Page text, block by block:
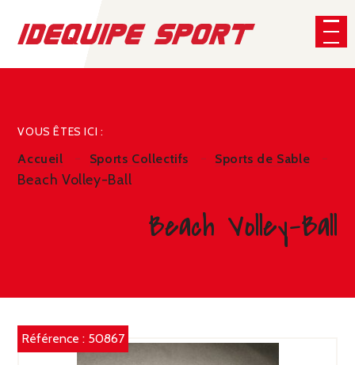
VOUS ÊTES ICI :
Accueil Sports Collectifs Sports de Sable
Beach Volley-Ball
Beach Volley-Ball
Référence : 50867